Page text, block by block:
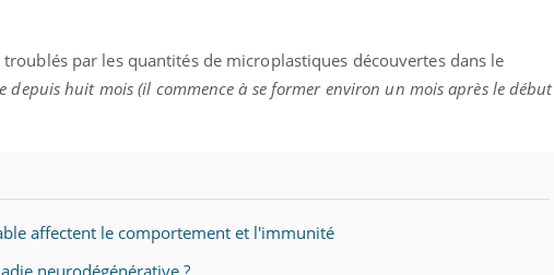
par les quantités de microplastiques découvertes dans le
depuis huit mois (il commence à se former environ un mois après le début
affectent le comportement et l'immunité
neurodégénérative ?